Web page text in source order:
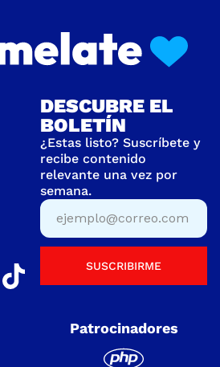
DESCUBRE EL
BOLETÍN
¿Estas listo? Suscríbete y
recibe contenido
relevante una vez por
semana.
SUSCRIBIRME
Patrocinadores